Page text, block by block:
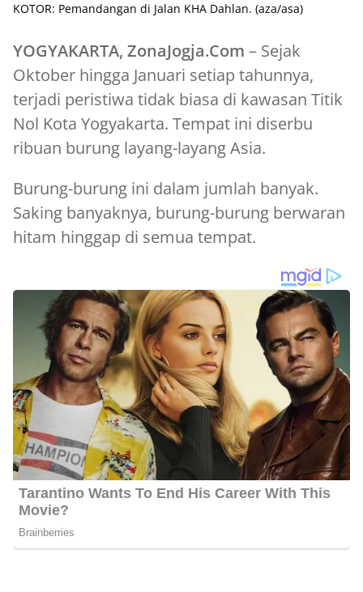
KOTOR: Pemandangan di Jalan KHA Dahlan. (aza/asa)
YOGYAKARTA, ZonaJogja.Com – Sejak
Oktober hingga Januari setiap tahunnya,
terjadi peristiwa tidak biasa di kawasan Titik
Nol Kota Yogyakarta. Tempat ini diserbu
ribuan burung layang-layang Asia.
Burung-burung ini dalam jumlah banyak.
Saking banyaknya, burung-burung berwaran
hitam hinggap di semua tempat.